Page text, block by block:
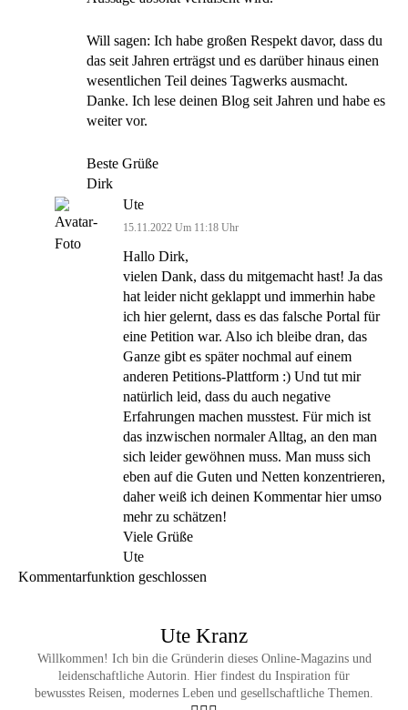
Will sagen: Ich habe großen Respekt davor, dass du
das seit Jahren erträgst und es darüber hinaus einen
wesentlichen Teil deines Tagwerks ausmacht.
Danke. Ich lese deinen Blog seit Jahren und habe es
weiter vor.
Beste Grüße
Dirk
Ute
15.11.2022 Um 11:18 Uhr
Hallo Dirk,
vielen Dank, dass du mitgemacht hast! Ja das
hat leider nicht geklappt und immerhin habe
ich hier gelernt, dass es das falsche Portal für
eine Petition war. Also ich bleibe dran, das
Ganze gibt es später nochmal auf einem
anderen Petitions-Plattform :) Und tut mir
natürlich leid, dass du auch negative
Erfahrungen machen musstest. Für mich ist
das inzwischen normaler Alltag, an den man
sich leider gewöhnen muss. Man muss sich
eben auf die Guten und Netten konzentrieren,
daher weiß ich deinen Kommentar hier umso
mehr zu schätzen!
Viele Grüße
Ute
Kommentarfunktion geschlossen
Ute Kranz
Willkommen! Ich bin die Gründerin dieses Online-Magazins und
leidenschaftliche Autorin. Hier findest du Inspiration für
bewusstes Reisen, modernes Leben und gesellschaftliche Themen.